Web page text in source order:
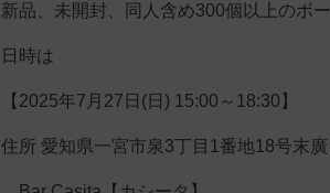
新品、未開封、同人含め300個以上のボ
日時は
【2025年7月27日(日) 15:00～18:30】
住所 愛知県一宮市泉3丁目1番地18号末